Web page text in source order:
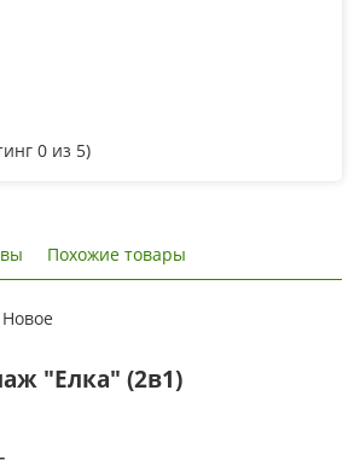
0 из 5)
Похожие товары
Новое
"Елка" (2в1)